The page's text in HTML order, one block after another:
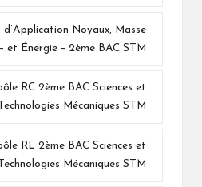
d’Application Noyaux, Masse
et Énergie – 2ème BAC STM – موقع التعليم الرائد
RC 2ème BAC Sciences et
Technologies Mécaniques STM – موقع التعليم الرائد
RL 2ème BAC Sciences et
Technologies Mécaniques STM – موقع التعليم الرائد